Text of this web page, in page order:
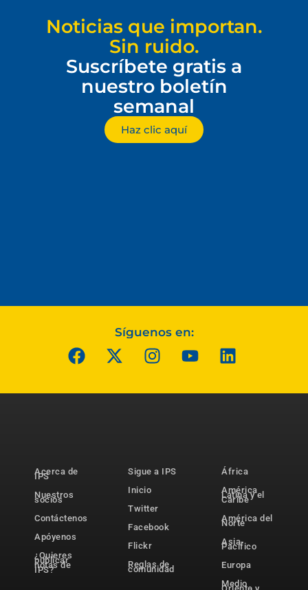
Noticias que importan.
Sin ruido.
Suscríbete gratis a
nuestro boletín
semanal
Haz clic aquí
Síguenos en:
Acerca de
IPS
Nuestros
socios
Contáctenos
Apóyenos
¿Quieres
publicar
notas de
IPS?
Sigue a IPS
Inicio
Twitter
Facebook
Flickr
Reglas de
comunidad
África
América
Latina y el
Caribe
América del
Norte
Asia-
Pacífico
Europa
Medio